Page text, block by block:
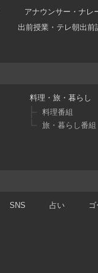
アナウンサー・ナレ
出前授業・テレ朝出前
料理・旅・暮らし
料理番組
旅・暮らし番組
SNS 占い ゴ